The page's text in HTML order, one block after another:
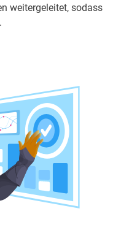
weitergeleitet, sodass